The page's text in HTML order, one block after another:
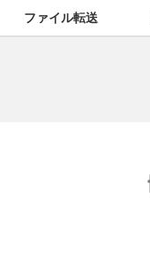
ファイル転送